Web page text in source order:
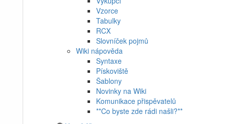
Vzorce
Tabulky
RCX
Slovníček pojmů
Wiki nápověda
Syntaxe
Pískoviště
Šablony
Novinky na Wiki
Komunikace přispěvatelů
**Co byste zde rádi našli?**